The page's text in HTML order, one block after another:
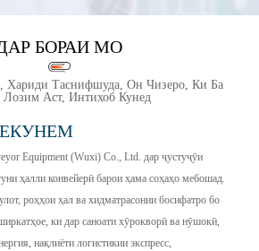
БОРАИ МО
Хариди Таснифшуда, Он Чизеро, Ки Ба
Аст, Интихоб Кунед
Equipment (Wuxi) Co., Ltd. дар ҷустуҷӯи
ҳалли конвейерӣ барои ҳама соҳаҳо мебошад.
роҳҳои ҳал ва хидматрасонии босифатро бо
ки дар саноати хӯрокворӣ ва нӯшокӣ,
нақлиёти логистикии экспресс,